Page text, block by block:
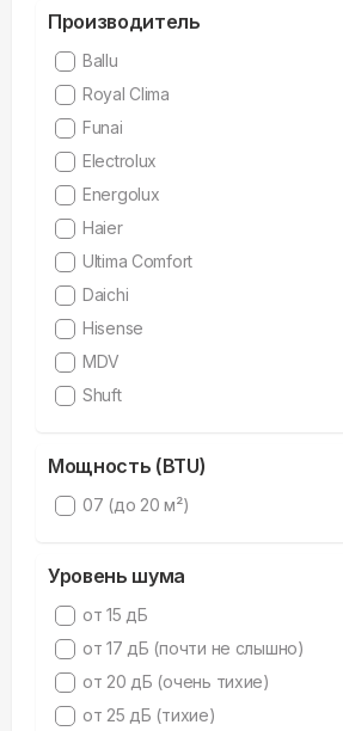
Производитель
Ballu
Royal Clima
Funai
Electrolux
Energolux
Haier
Ultima Comfort
Daichi
Hisense
MDV
Shuft
Мощность (BTU)
07 (до 20 м²)
Уровень шума
от 15 дБ
от 17 дБ (почти не слышно)
от 20 дБ (очень тихие)
от 25 дБ (тихие)